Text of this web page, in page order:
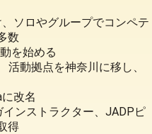
ソロやグループでコンペテ
数
を始める
動拠点を神奈川に移し、
改名
ンストラクター、JADPピ
得